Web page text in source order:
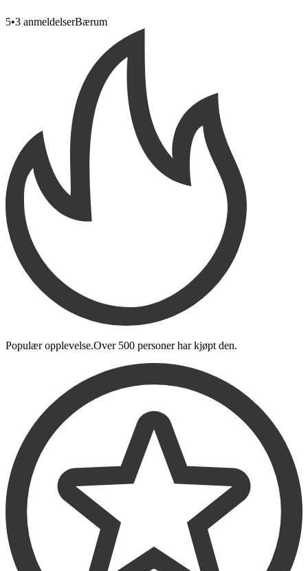
5•3 anmeldelserBærum
Populær opplevelse.Over 500 personerhar kjøpt den.